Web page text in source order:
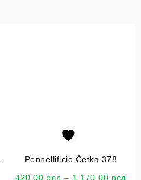
Pennellificio Četka 378
420,00 рсд – 1.170,00 рсд